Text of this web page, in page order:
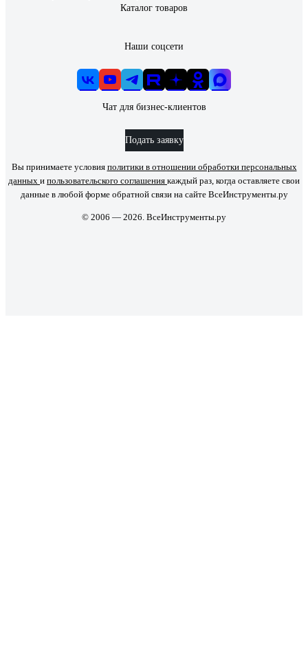
Каталог товаров
Наши соцсети
Чат для бизнес-клиентов
Подать заявку
Вы принимаете условия политики в отношении обработки персональных
данных и пользовательского соглашения каждый раз, когда оставляете свои
данные в любой форме обратной связи на сайте ВсеИнструменты.ру
© 2006 — 2026. ВсеИнструменты.ру